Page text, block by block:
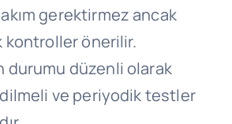
gerektirmez ancak
kontroller önerilir.
durumu düzenli olarak
ve periyodik testler